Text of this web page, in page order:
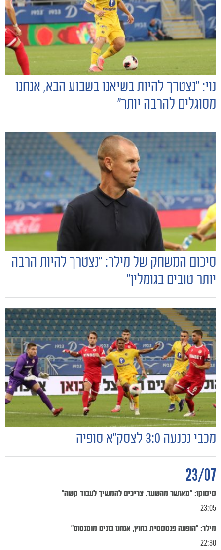
הקבוצות
נוי: "נצטרך להיות בשיאנו בשבוע הבא, אנחנו
מסוגלים להרבה יותר"
סיכום המשחק של מילר: "נצטרך להיות הרבה
יותר טובים בגומלין״
מכבי נכנעה 3:0 לצסק״א סופיה
23/07
23:05
סיסוקו: "מאושר מהשער. צריכים להמשיך לעבוד קשה"
22:30
מילר: "הופעה פנטסטית בחוץ, אנחנו בונים מומנטום"